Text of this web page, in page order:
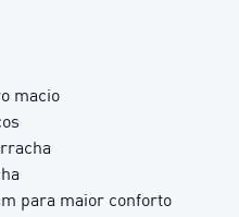
macio
para maior conforto